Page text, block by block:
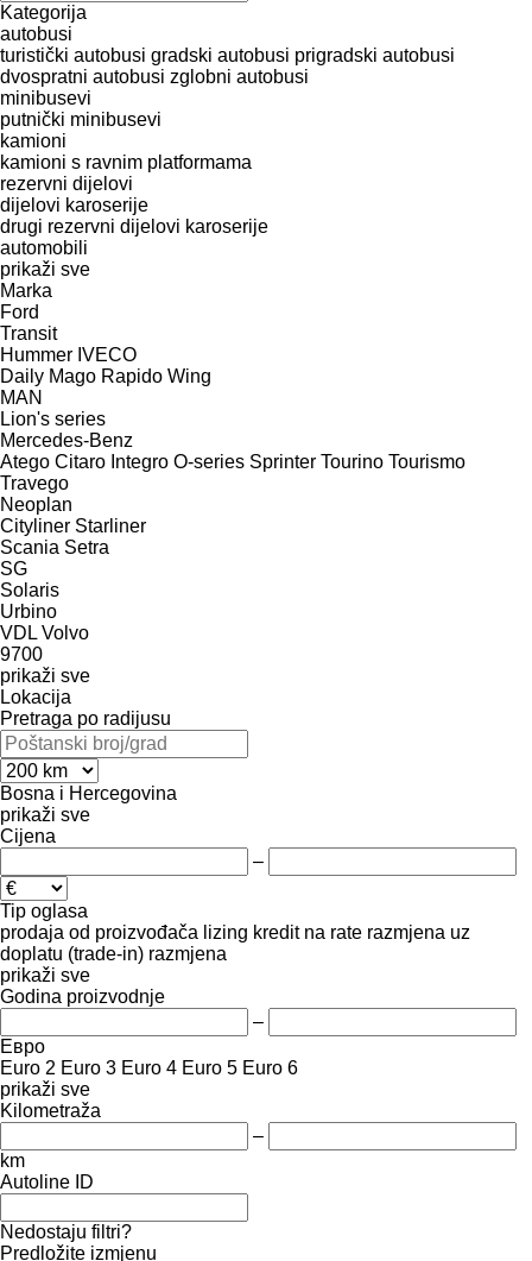
Kategorija
autobusi
turistički autobusi gradski autobusi prigradski autobusi
dvospratni autobusi zglobni autobusi
minibusevi
putnički minibusevi
kamioni
kamioni s ravnim platformama
rezervni dijelovi
dijelovi karoserije
drugi rezervni dijelovi karoserije
automobili
prikaži sve
Marka
Ford
Transit
Hummer IVECO
Daily Mago Rapido Wing
MAN
Lion's series
Mercedes-Benz
Atego Citaro Integro O-series Sprinter Tourino Tourismo
Travego
Neoplan
Cityliner Starliner
Scania Setra
SG
Solaris
Urbino
VDL Volvo
9700
prikaži sve
Lokacija
Pretraga po radijusu
Bosna i Hercegovina
prikaži sve
Cijena
–
Tip oglasa
prodaja od proizvođača lizing kredit na rate razmjena uz
doplatu (trade-in) razmjena
prikaži sve
Godina proizvodnje
–
Евро
Euro 2 Euro 3 Euro 4 Euro 5 Euro 6
prikaži sve
Kilometraža
–
km
Autoline ID
Nedostaju filtri?
Predložite izmjenu